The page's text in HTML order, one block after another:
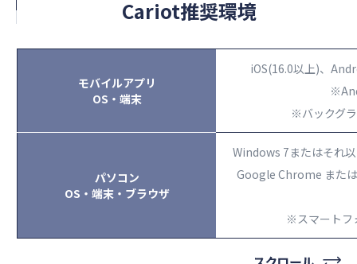
Cariot推奨環境
モバイルアプリ
OS・端末
iOS(16.0以上)、
※バックグ
パソコン
OS・端末・ブラウザ
Windows 7またはそれ
Google Chrome また
※スマートフ